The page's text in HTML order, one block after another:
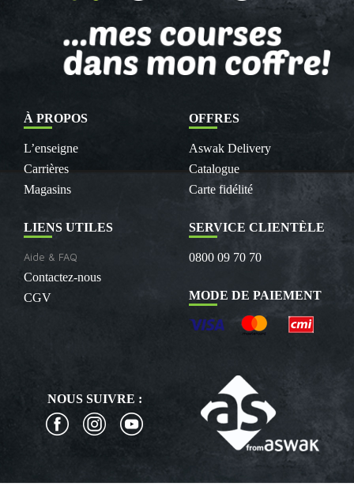
À PROPOS
L’enseigne
Carrières
Magasins
OFFRES
Aswak Delivery
Catalogue
Carte fidélité
LIENS UTILES
Aide & FAQ
Contactez-nous
CGV
SERVICE CLIENTÈLE
0800 09 70 70
MODE DE PAIEMENT
NOUS SUIVRE :